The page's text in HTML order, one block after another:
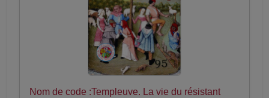
Nom de code :Templeuve. La vie du résistant